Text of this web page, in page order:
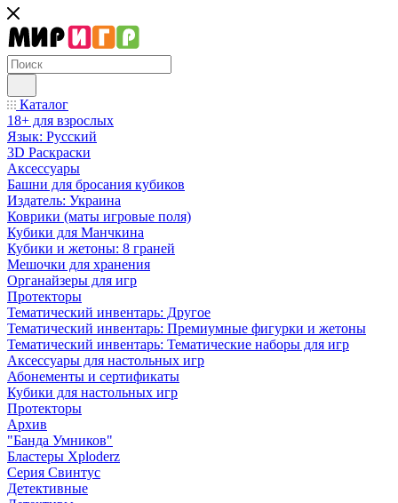
Каталог
18+ для взрослых
Язык: Русский
3D Раскраски
Аксессуары
Башни для бросания кубиков
Издатель: Украина
Коврики (маты игровые поля)
Кубики для Манчкина
Кубики и жетоны: 8 граней
Мешочки для хранения
Органайзеры для игр
Протекторы
Тематический инвентарь: Другое
Тематический инвентарь: Премиумные фигурки и жетоны
Тематический инвентарь: Тематические наборы для игр
Аксессуары для настольных игр
Абонементы и сертификаты
Кубики для настольных игр
Протекторы
Архив
"Банда Умников"
Бластеры Xploderz
Cерия Свинтус
Детективные